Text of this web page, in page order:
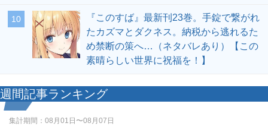
10
『このすば』最新刊23巻。手錠で繋がれ
たカズマとダクネス。納税から逃れるた
め禁断の策へ…（ネタバレあり）【この
素晴らしい世界に祝福を！】
週間記事ランキング
集計期間： 08月01日〜08月07日